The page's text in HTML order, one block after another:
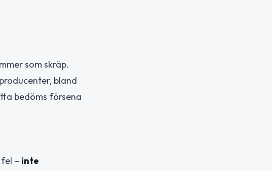
som skräp.
bland
bedöms försena
– inte